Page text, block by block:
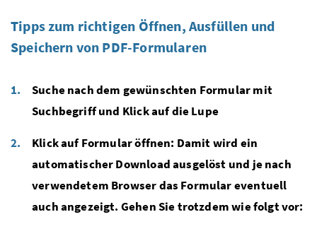
Tipps zum richtigen Öffnen, Ausfüllen und
Speichern von PDF-Formularen
Suche nach dem gewünschten Formular mit
Suchbegriff und Klick auf die Lupe
Klick auf Formular öffnen: Damit wird ein
automatischer Download ausgelöst und je nach
verwendetem Browser das Formular eventuell
auch angezeigt. Gehen Sie trotzdem wie folgt vor: